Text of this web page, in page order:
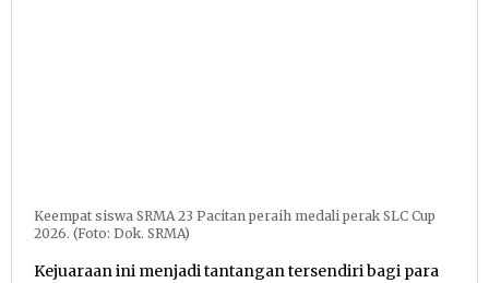
Keempat siswa SRMA 23 Pacitan peraih medali perak SLC Cup
2026. (Foto: Dok. SRMA)
Kejuaraan ini menjadi tantangan tersendiri bagi para